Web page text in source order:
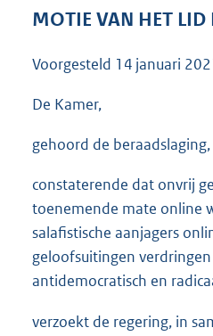
MOTIE VAN HET LID
Voorgesteld 14 januari
De Kamer,
gehoord de beraadslaging,
constaterende dat onvrij
toenemende mate online
salafistische aanjagers
geloofsuitingen
antidemocratisch en
verzoekt de regering, in